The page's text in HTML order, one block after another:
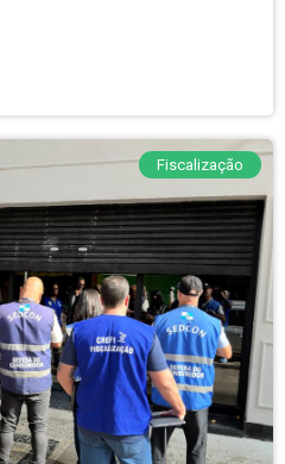
Fiscalização